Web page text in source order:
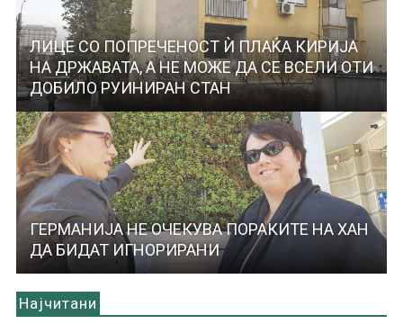
ЛИЦЕ СО ПОПРЕЧЕНОСТ Ѝ ПЛАЌА КИРИЈА
НА ДРЖАВАТА, А НЕ МОЖЕ ДА СЕ ВСЕЛИ ОТИ
ДОБИЛО РУИНИРАН СТАН
ГЕРМАНИЈА НЕ ОЧЕКУВА ПОРАКИТЕ НА ХАН
ДА БИДАТ ИГНОРИРАНИ
Најчитани